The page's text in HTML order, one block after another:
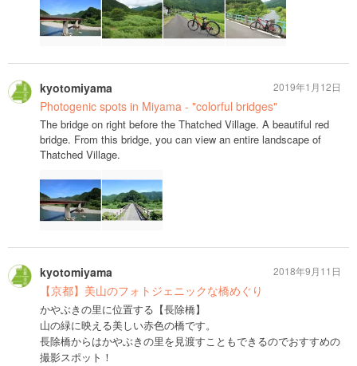
kyotomiyama
Photogenic spots in Miyama - "colorful bridges"
The bridge on right before the Thatched Village. A beautiful red
bridge. From this bridge, you can view an entire landscape of
Thatched Village.
2019年1月12日
kyotomiyama
【京都】美山のフォトジェニックな橋めぐり
かやぶきの里に位置する【長除橋】
山の緑に映える美しい赤色の橋です。
長除橋からはかやぶきの里を見渡すこともできるのでおすすめの
撮影スポット！
2018年9月11日